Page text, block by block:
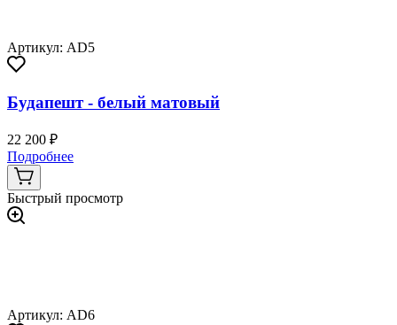
Артикул: AD5
Будапешт - белый матовый
22 200 ₽
Подробнее
Быстрый просмотр
Артикул: AD6